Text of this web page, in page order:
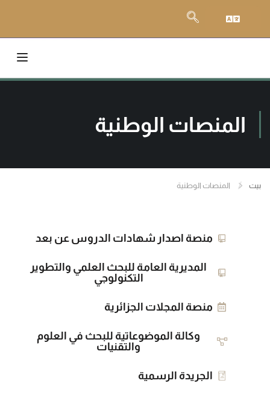
المنصات الوطنية
بيت المنصات الوطنية
منصة اصدار شهادات الدروس عن بعد
المديرية العامة للبحث العلمي والتطوير
التكنولوجي
منصة المجلات الجزائرية
وكالة الموضوعاتية للبحث في العلوم
والتقنيات
الجريدة الرسمية